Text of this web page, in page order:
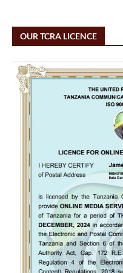
OUR TCRA LICENCE